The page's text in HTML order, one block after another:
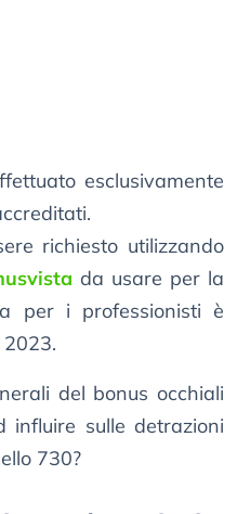
esclusivamente
richiesto utilizzando
da usare per la
per i professionisti è
del bonus occhiali
sulle detrazioni
730?